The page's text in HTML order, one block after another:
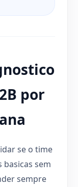
por
se o time
sem
sempre